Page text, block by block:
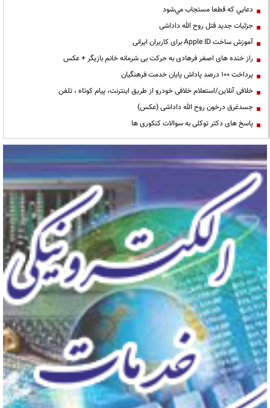
دعايي كه قطعا مستجاب مي‌شود
جزئیات جدید قتل روح الله داداشی
آموزش ساخت Apple ID برای کاربران ایرانی
راز خنده های اصغر فرهادی به حرکت بی شرمانه خانم بازیگر + عکس
پرداخت ۱۰۰ درصد پاداش پایان خدمت فرهنگیان
خلافی آنلاین/استعلام خلافی خودرو از طریق اینترنت، پیام کوتاه ، تلفن
جسدغرق درخون روح الله داداشی (عکس)
پاسخ های دکتر توکلی به سوالات کنکوری ها